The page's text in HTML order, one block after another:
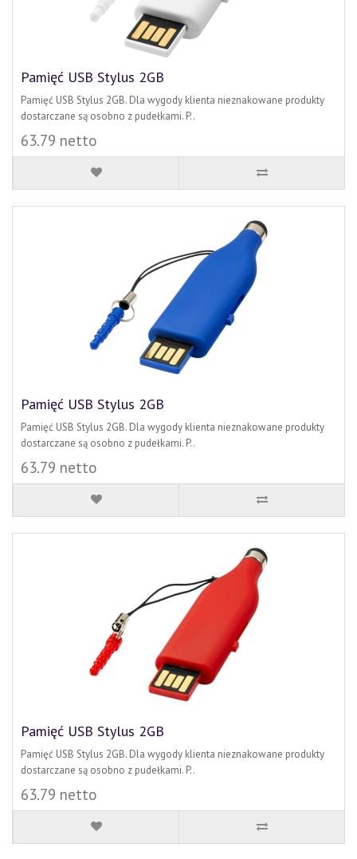
Pamięć USB Stylus 2GB
Pamięć USB Stylus 2GB. Dla wygody klienta nieznakowane produkty
dostarczane są osobno z pudełkami. P..
63.79 netto
Pamięć USB Stylus 2GB
Pamięć USB Stylus 2GB. Dla wygody klienta nieznakowane produkty
dostarczane są osobno z pudełkami. P..
63.79 netto
Pamięć USB Stylus 2GB
Pamięć USB Stylus 2GB. Dla wygody klienta nieznakowane produkty
dostarczane są osobno z pudełkami. P..
63.79 netto